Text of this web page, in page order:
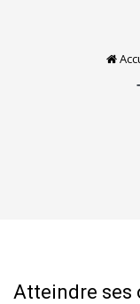
Atteindre ses